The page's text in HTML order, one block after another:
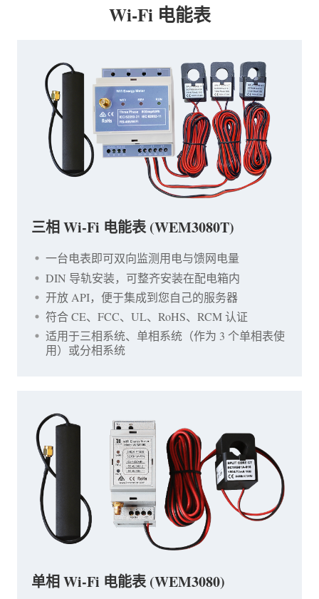
Wi-Fi 电能表
三相 Wi-Fi 电能表 (WEM3080T)
一台电表即可双向监测用电与馈网电量
DIN 导轨安装，可整齐安装在配电箱内
开放 API，便于集成到您自己的服务器
符合 CE、FCC、UL、RoHS、RCM 认证
适用于三相系统、单相系统（作为 3 个单相表使
用）或分相系统
单相 Wi-Fi 电能表 (WEM3080)